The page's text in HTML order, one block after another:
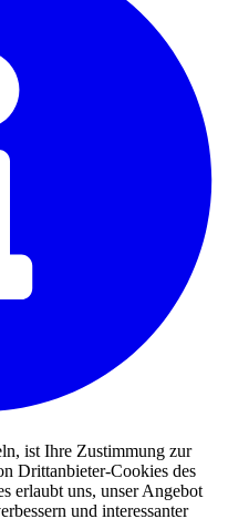
ist Ihre Zustimmung zur
Drittanbieter-Cookies des
erlaubt uns, unser Angebot
und interessanter